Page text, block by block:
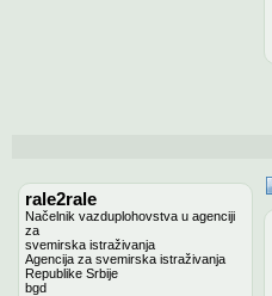
rale2rale
Načelnik vazduplohovstva u agenciji
za
svemirska istraživanja
Agencija za svemirska istraživanja
Republike Srbije
bgd